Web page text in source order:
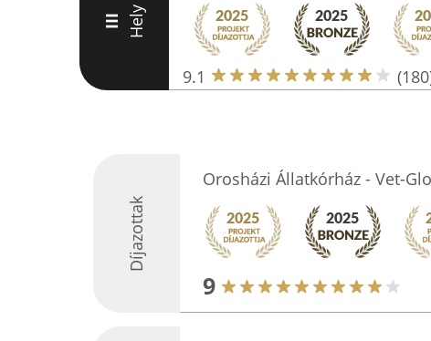
III Hely
9.1
Díjazottak
Orosházi Állatkórház - Vet-
9